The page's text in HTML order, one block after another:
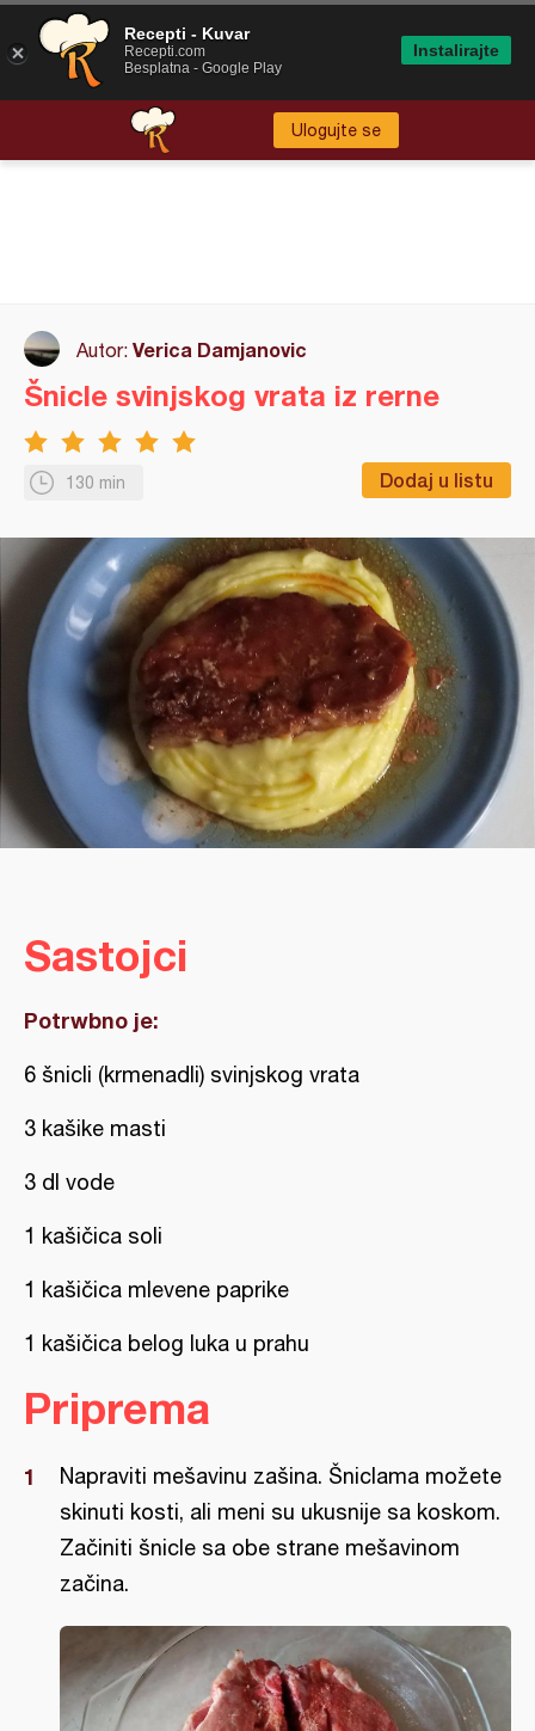
Ulogujte se
Autor: Verica Damjanovic
130 min Dodaj u listu
Šnicle svinjskog vrata iz rerne
Sastojci
Potrwbno je:
6 šnicli (krmenadli) svinjskog vrata
3 kašike masti
3 dl vode
1 kašičica soli
1 kašičica mlevene paprike
1 kašičica belog luka u prahu
Priprema
Napraviti mešavinu zašina. Šniclama možete
skinuti kosti, ali meni su ukusnije sa koskom.
Začiniti šnicle sa obe strane mešavinom
začina.
Recepti - Kuvar
Recepti.com
Besplatna - Google Play
Instalirajte